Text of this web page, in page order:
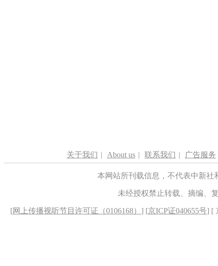
关于我们 | About us | 联系我们 | 广告服务
本网站所刊载信息，不代表中新
未经授权禁止转载、摘编、
[网上传播视听节目许可证（0106168） ] [京ICP证040655号] [